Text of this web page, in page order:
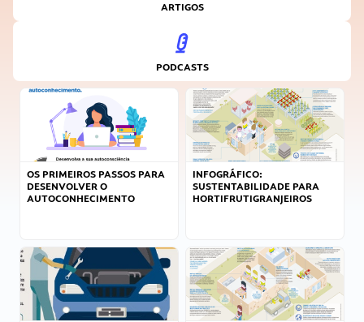
ARTIGOS
PODCASTS
OS PRIMEIROS PASSOS PARA
DESENVOLVER O
AUTOCONHECIMENTO
INFOGRÁFICO:
SUSTENTABILIDADE PARA
HORTIFRUTIGRANJEIROS